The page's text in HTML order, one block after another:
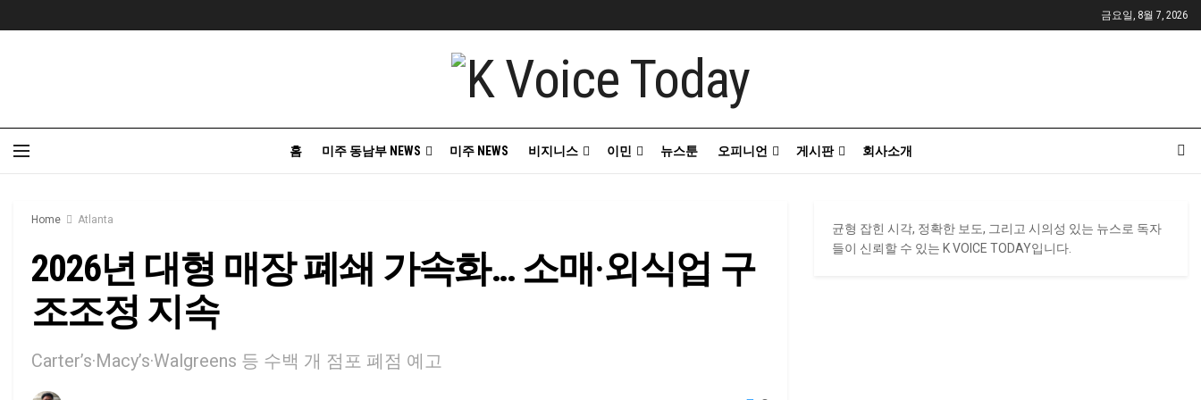
금요일, 8월 7, 2026
홈 미주 동남부 NEWS 미주 NEWS 비지니스 이민 뉴스툰 오피니언 게시판 회사소개
Home Atlanta
2026년 대형 매장 폐쇄 가속화… 소매·외식업 구
조조정 지속
Carter’s·Macy’s·Walgreens 등 수백 개 점포 폐점 예고
균형 잡힌 시각, 정확한 보도, 그리고 시의성 있는 뉴스로 독자
들이 신뢰할 수 있는 K VOICE TODAY입니다.